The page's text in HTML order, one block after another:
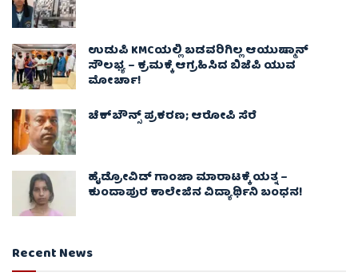
ಉಡುಪಿ KMCಯಲ್ಲಿ ಬಡವರಿಗಿಲ್ಲ ಆಯುಷ್ಮಾನ್
ಸೌಲಭ್ಯ – ಕ್ರಮಕ್ಕೆ ಆಗ್ರಹಿಸಿದ ಬಿಜೆಪಿ ಯುವ
ಮೋರ್ಚಾ!
ಚೆಕ್​ಬೌನ್ಸ್​ ಪ್ರಕರಣ; ಆರೋಪಿ ಸೆರೆ
ಹೈಡ್ರೋವಿಡ್ ಗಾಂಜಾ ಮಾರಾಟಕ್ಕೆ ಯತ್ನ –
ಕುಂದಾಪುರ ಕಾಲೇಜಿನ ವಿದ್ಯಾರ್ಥಿನಿ ಬಂಧನ!
Recent News